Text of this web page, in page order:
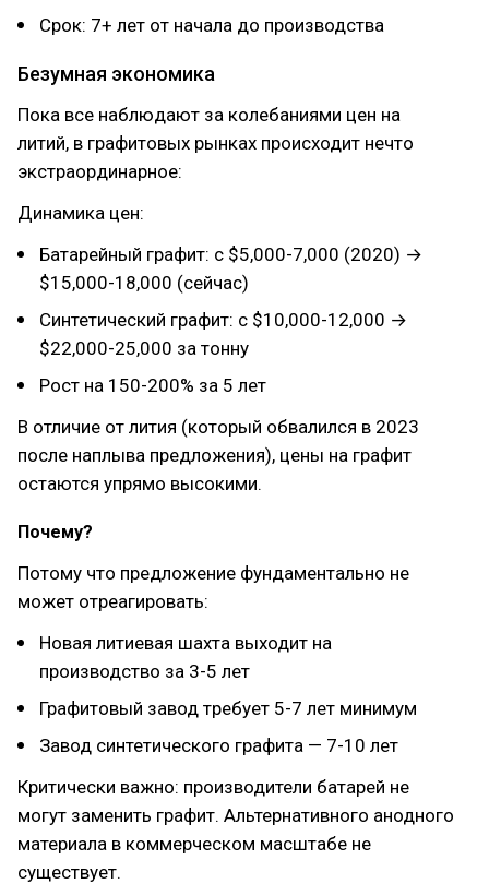
Срок: 7+ лет от начала до производства
Безумная экономика
Пока все наблюдают за колебаниями цен на
литий, в графитовых рынках происходит нечто
экстраординарное:
Динамика цен:
Батарейный графит: с $5,000-7,000 (2020) →
$15,000-18,000 (сейчас)
Синтетический графит: с $10,000-12,000 →
$22,000-25,000 за тонну
Рост на 150-200% за 5 лет
В отличие от лития (который обвалился в 2023
после наплыва предложения), цены на графит
остаются упрямо высокими.
Почему?
Потому что предложение фундаментально не
может отреагировать:
Новая литиевая шахта выходит на
производство за 3-5 лет
Графитовый завод требует 5-7 лет минимум
Завод синтетического графита — 7-10 лет
Критически важно: производители батарей не
могут заменить графит. Альтернативного анодного
материала в коммерческом масштабе не
существует.